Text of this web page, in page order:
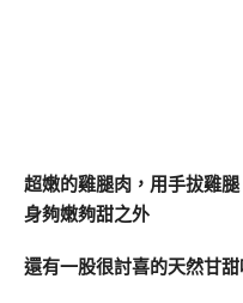
超嫩的雞腿肉，用手拔雞
身夠嫩夠甜之外
還有一股很討喜的天然甘